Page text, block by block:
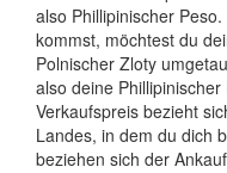
also Phillipinischer
kommst, möchtest du
Polnischer Zloty
also deine
Verkaufspreis bezieht
Landes, in dem du dich
beziehen sich der